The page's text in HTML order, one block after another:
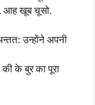
आह खूब चूसो.
उन्होंने अपनी
के बुर का पूरा